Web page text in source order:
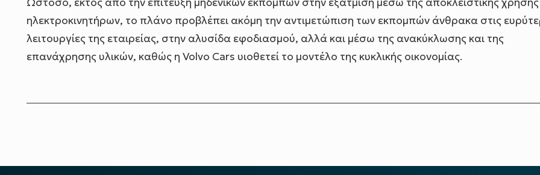
ηλεκτροκινητήρων, το πλάνο προβλέπει ακόμη την αντιμετώπιση των εκπομπών άνθρακα στις
λειτουργίες της εταιρείας, στην αλυσίδα εφοδιασμού, αλλά και μέσω της ανακύκλωσης και της
επανάχρησης υλικών, καθώς η Volvo Cars υιοθετεί το μοντέλο της κυκλικής οικονομίας.